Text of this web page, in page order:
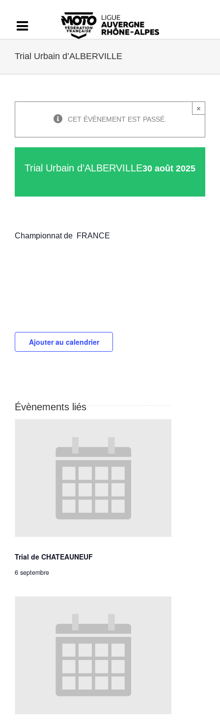
contenu
Trial Urbain d’ALBERVILLE
×
CET ÉVÈNEMENT EST PASSÉ.
Trial Urbain d’ALBERVILLE30 août 2025
Championnat de FRANCE
Ajouter au calendrier
Évènements liés
Trial de CHATEAUNEUF
6 septembre